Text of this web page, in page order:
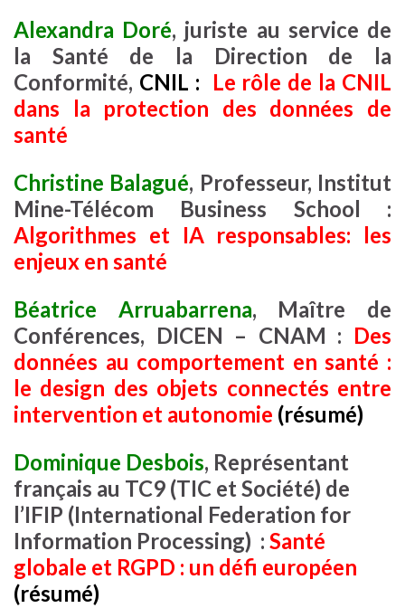
Alexandra Doré, juriste au service de
la Santé de la Direction de la
Conformité, CNIL : Le rôle de la CNIL
dans la protection des données de
santé
Christine Balagué, Professeur, Institut
Mine-Télécom Business School :
Algorithmes et IA responsables: les
enjeux en santé
Béatrice Arruabarrena, Maître de
Conférences, DICEN – CNAM : Des
données au comportement en santé :
le design des objets connectés entre
intervention et autonomie (résumé)
Dominique Desbois, Représentant
français au TC9 (TIC et Société) de
l’IFIP (International Federation for
Information Processing) : Santé
globale et RGPD : un défi européen
(résumé)